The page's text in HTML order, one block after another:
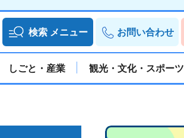
検索 メニュー お問い合わせ
しごと・産業 観光・文化・スポーツ